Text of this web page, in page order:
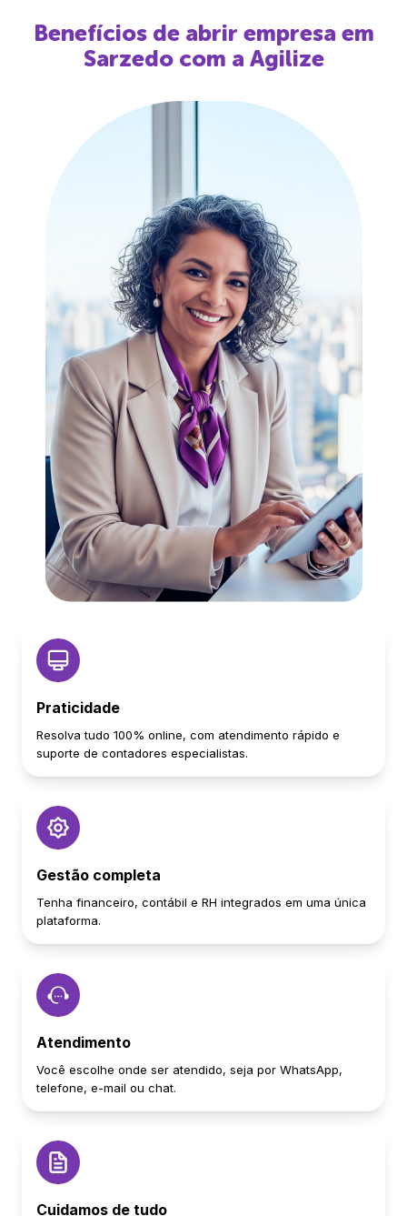
Benefícios de abrir empresa em
Sarzedocom a Agilize
Praticidade
Resolva tudo 100% online, com atendimento rápido e
suporte de contadores especialistas.
Gestão completa
Tenha financeiro, contábil e RH integrados em uma única
plataforma.
Atendimento
Você escolhe onde ser atendido, seja por WhatsApp,
telefone, e-mail ou chat.
Cuidamos de tudo